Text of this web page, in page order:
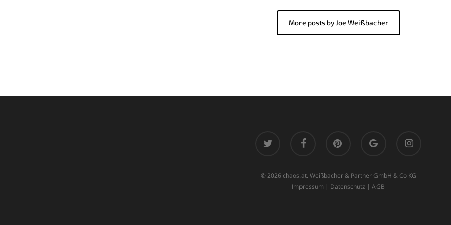
More posts by Joe Weißbacher
plus
© 2026 chaos.at. Weißbacher & Partner GmbH & Co KG
Impressum | Datenschutz | AGB